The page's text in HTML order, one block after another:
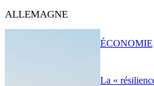
ALLEMAGNE
La «
ÉCONOMIE